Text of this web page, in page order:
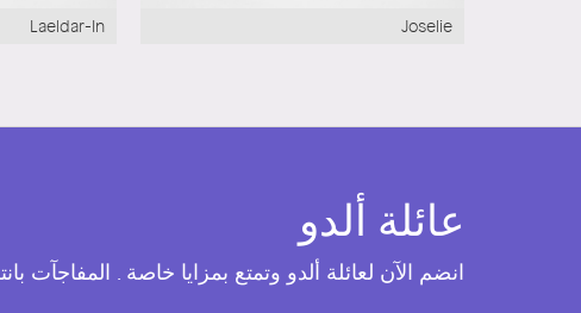
Laeldar-In Joselie
عائلة ألدو
انضم الآن لعائلة ألدو وتمتع بمزايا خاصة . المفاجآت